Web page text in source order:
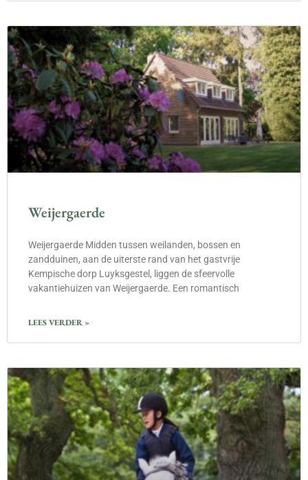
Weijergaerde
Weijergaerde Midden tussen weilanden, bossen en
zandduinen, aan de uiterste rand van het gastvrije
Kempische dorp Luyksgestel, liggen de sfeervolle
vakantiehuizen van Weijergaerde. Een romantisch
LEES VERDER »